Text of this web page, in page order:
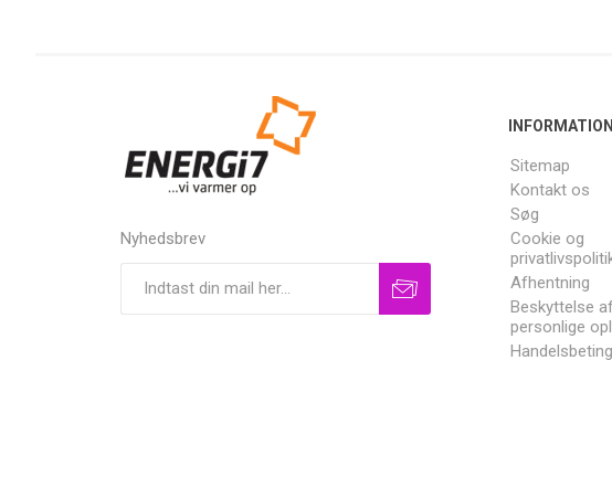
Nyhedsbrev
INFORMATION
Sitemap
Kontakt os
Søg
Cookie og
Afhentning
Beskyttelse af
personlige